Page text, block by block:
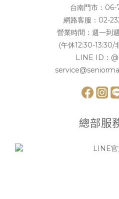
台南門市： 06-
網路客服： 02-
營業時間：週一到
(午休12:30-13:30/
LINE ID：
總部服